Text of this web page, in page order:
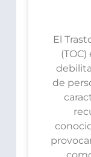
El
de